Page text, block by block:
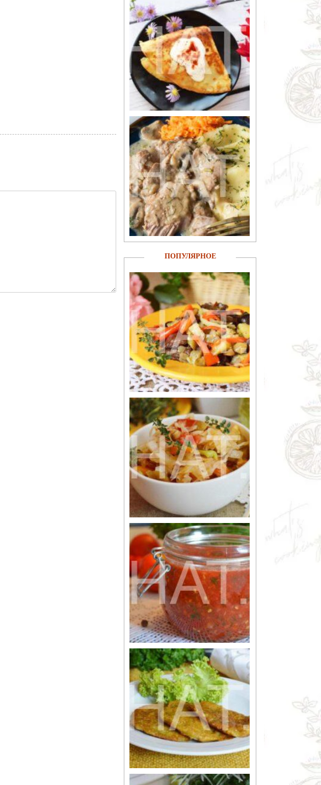
ПОПУЛЯРНОЕ